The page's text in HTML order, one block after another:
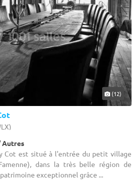
(12)
Autres
Cot est situé à l'entrée du petit village
dans la très belle région de
exceptionnel grâce ...